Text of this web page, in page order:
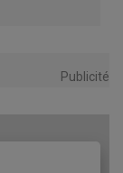
Publicité